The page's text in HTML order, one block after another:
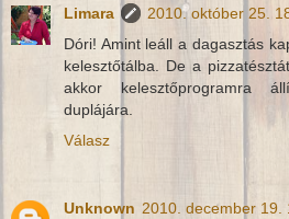
Limara
2010. október 25.
Dóri! Amint leáll a dagasztás
kelesztőtálba. De a
akkor kelesztőprogramra
duplájára.
Válasz
Unknown 2010. december 19.